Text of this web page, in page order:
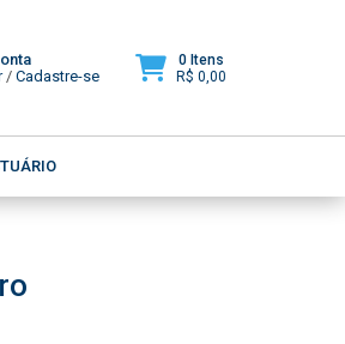
/ Cadastre-se
0 Itens
R$ 0,00